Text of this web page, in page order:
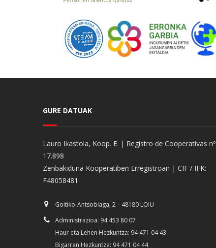
GURE DATUAK
Lauro Ikastola, Koop. E. | Registro de Cooperativas nº
17.898
Zenbakiduna Kooperatiben Erregistroan | CIF / IFK:
F48058481
Goitiko-Antsobiaga, 2 – 48180 LOIU
Administrazioa: 94 453 80 07
Haur eta Lehen Hezkuntza: 94 471 04 43
Bigarren Hezkuntza: 94 471 04 44